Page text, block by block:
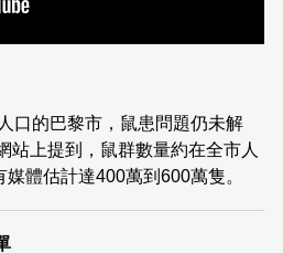
口的巴黎市，鼠患問題仍未解
站上提到，鼠群數量約在全市人
體估計達400萬到600萬隻。